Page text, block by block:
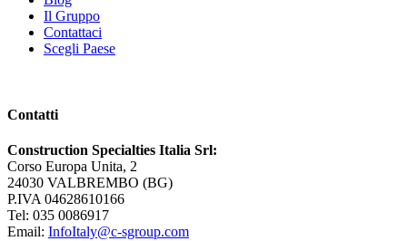
Il Gruppo
Contattaci
Scegli Paese
Contatti
Construction Specialties Italia Srl:
Corso Europa Unita, 2
24030 VALBREMBO (BG)
P.IVA 04628610166
Tel: 035 0086917
Email: InfoItaly@c-sgroup.com